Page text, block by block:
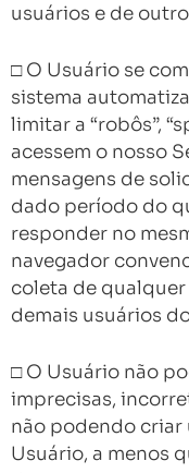
usuários e de
□ O Usuário se
sistema
limitar a “robôs”,
acessem o nosso
mensagens de
dado período do
responder no
navegador
coleta de
demais usuários
□ O Usuário não
imprecisas,
não podendo criar
Usuário, a menos